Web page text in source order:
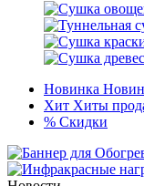
Новинка
Хит Хиты
% Скидки